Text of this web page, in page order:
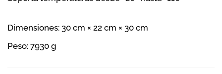
Dimensiones: 30 cm × 22 cm × 30 cm
Peso: 7930 g